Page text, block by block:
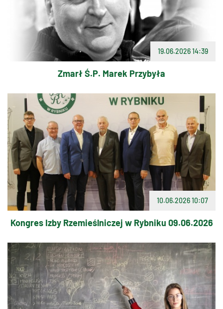
19.06.2026 14:39
Zmarł Ś.P. Marek Przybyła
10.06.2026 10:07
Kongres Izby Rzemieślniczej w Rybniku 09.06.2026